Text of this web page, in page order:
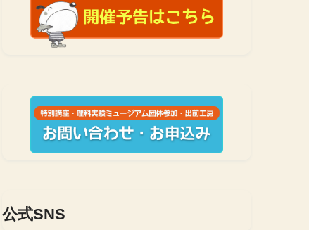
公式SNS